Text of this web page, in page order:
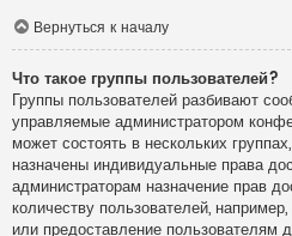
Вернуться к началу
Что такое группы пользователей?
Группы пользователей разбивают
управляемые администратором
может состоять в нескольких
назначены индивидуальные права
администраторам назначение прав
количеству пользователей,
или предоставление пользователям